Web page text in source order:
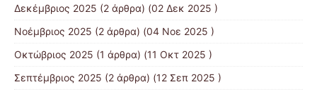
Δεκέμβριος 2025 (2 άρθρα) (02 Δεκ 2025 )
Νοέμβριος 2025 (2 άρθρα) (04 Νοε 2025 )
Οκτώβριος 2025 (1 άρθρα) (11 Οκτ 2025 )
Σεπτέμβριος 2025 (2 άρθρα) (12 Σεπ 2025 )